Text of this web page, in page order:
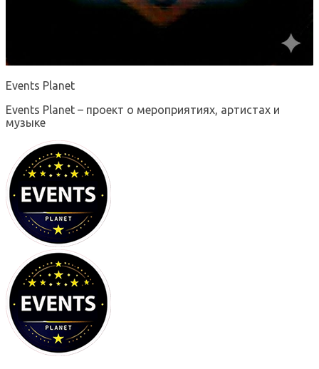
Events Planet
Events Planet – проект о мероприятиях, артистах и
музыке